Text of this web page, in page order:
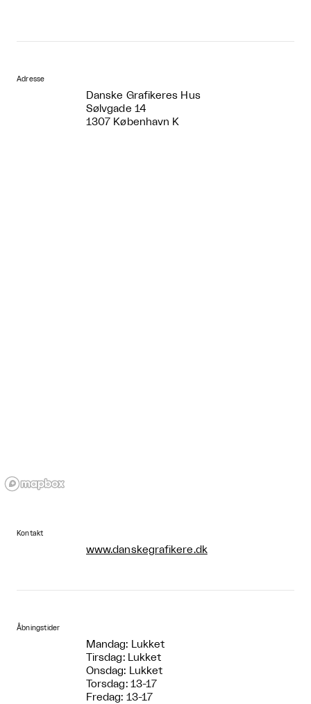
Adresse
Danske Grafikeres Hus
Sølvgade 14
1307 København K
Kontakt
www.danskegrafikere.dk
Åbningstider
Mandag: Lukket
Tirsdag: Lukket
Onsdag: Lukket
Torsdag: 13-17
Fredag: 13-17